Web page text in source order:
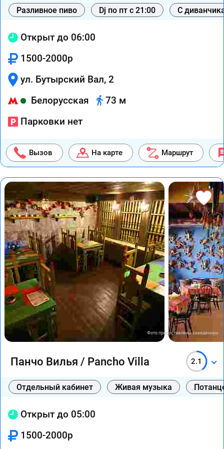
Разливное пиво Dj по пт с 21:00 С
Открыт до 06:00
1500-2000р
ул. Бутырский Вал, 2
Белорусская
73 м
Парковки нет
Вызов На карте Маршрут
Фото предоставлены заведением
Панчо Вилья / Pancho Villa 2.1
Отдельный кабинет Живая музыка
Открыт до 05:00
1500-2000р